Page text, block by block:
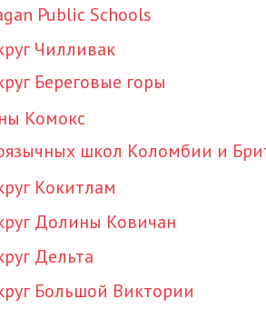
Public Schools
Чилливак
Береговые горы
Комокс
школ Коломбии и
Кокитлам
Долины Ковичан
Дельта
Большой Виктории